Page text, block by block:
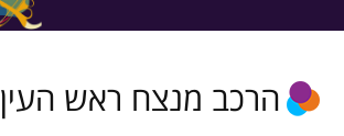
הרכב מנצח ראש העין